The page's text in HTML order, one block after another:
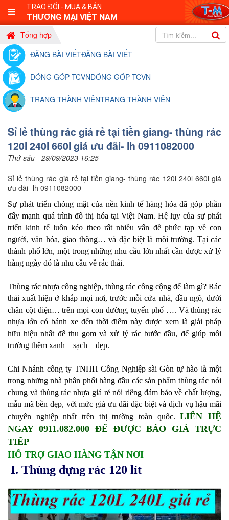
TRAO ĐỔI - MUA & BÁN
THƯƠNG MẠI VIỆT NAM
Tổng hợp
ĐĂNG BÀI VIẾTĐĂNG BÀI VIẾT
ĐÓNG GÓP TCVNĐÓNG GÓP TCVN
TRANG THÀNH VIÊNTRANG THÀNH VIÊN
Sỉ lẻ thùng rác giá rẻ tại tiền giang- thùng rác
120l 240l 660l giá ưu đãi- lh 0911082000
Thứ sáu - 29/09/2023 16:25
Sỉ lẻ thùng rác giá rẻ tại tiền giang- thùng rác 120l 240l 660l giá
ưu đãi- lh 0911082000
Sự phát triển chóng mặt của nền kinh tế hàng hóa đã góp phần
đẩy mạnh quá trình đô thị hóa tại Việt Nam. Hệ lụy của sự phát
triển kinh tế luôn kéo theo rất nhiều vấn đề phức tạp về con
người, văn hóa, giao thông… và đặc biệt là môi trường. Tại các
thành phố lớn, một trong những nhu cầu lớn nhất cần được xử lý
hàng ngày đó là nhu cầu về rác thải.
Thùng rác nhựa công nghiệp, thùng rác công cộng để làm gì? Rác
thải xuất hiện ở khắp mọi nơi, trước mỗi cửa nhà, đầu ngõ, dưới
chân cột điện… trên mọi con đường, tuyến phố …. Và thùng rác
nhựa lớn có bánh xe đến thời điểm này được xem là giải pháp
hữu hiệu nhất để thu gom và xử lý rác bước đầu, để giúp môi
trường thêm xanh – sạch – đẹp.
Chi Nhánh công ty TNHH Công Nghiệp sài Gòn tự hào là một
trong những nhà phân phối hàng đầu các sản phẩm thùng rác nói
chung và thùng rác nhựa giá rẻ nói riêng đảm bảo về chất lượng,
mẫu mã bền đẹp, với mức giá ưu đãi đặc biệt và dịch vụ hậu mãi
chuyên nghiệp nhất trên thị trường toàn quốc.LIÊN HỆ
NGAY 0911.082.000 ĐỂ ĐƯỢC BÁO GIÁ TRỰC
TIẾP
HỖ TRỢ GIAO HÀNG TẬN NƠI
I. Thùng đựng rác 120 lít